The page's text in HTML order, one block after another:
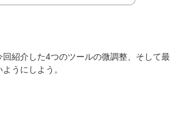
回紹介した4つのツールの微調整、そして最
うにしよう。